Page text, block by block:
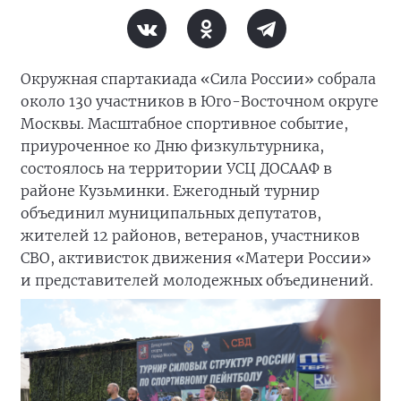
Окружная спартакиада «Сила России» собрала
около 130 участников в Юго-Восточном округе
Москвы. Масштабное спортивное событие,
приуроченное ко Дню физкультурника,
состоялось на территории УСЦ ДОСААФ в
районе Кузьминки. Ежегодный турнир
объединил муниципальных депутатов,
жителей 12 районов, ветеранов, участников
СВО, активисток движения «Матери России»
и представителей молодежных объединений.